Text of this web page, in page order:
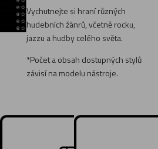
Vychutnejte si hraní různých
hudebních žánrů, včetně rocku,
jazzu a hudby celého světa.
*Počet a obsah dostupných stylů
závisí na modelu nástroje.